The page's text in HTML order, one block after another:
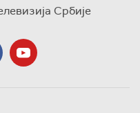
Србије